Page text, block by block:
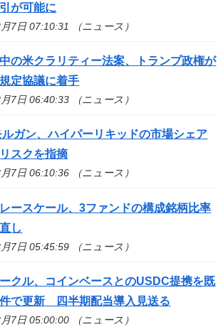
が可能に
7日 07:10:31 （ニュース）
の米クラリティー法案、トランプ政権が
定協議に着手
7日 06:40:33 （ニュース）
ガン、ハイパーリキッドの市場シェア
スクを指摘
7日 06:10:36 （ニュース）
ースケール、3ファンドの構成銘柄比率
し
7日 05:45:59 （ニュース）
クル、コインベースとのUSDC提携を既
で更新 四半期配当導入見送る
7日 05:00:00 （ニュース）